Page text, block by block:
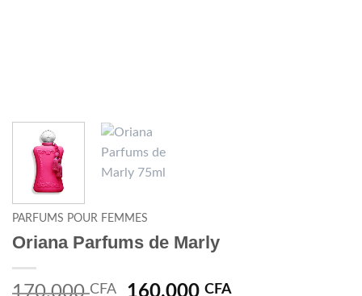
PARFUMS POUR FEMMES
Oriana Parfums de Marly
170.000CFA
Le
160.000CFALe